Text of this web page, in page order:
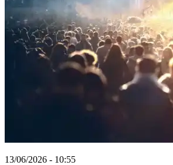
13/06/2026 - 10:55